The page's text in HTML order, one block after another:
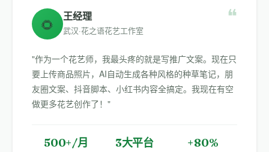
🌻 王经理
武汉·花之语花艺工作室
❝
"作为一个花艺师，我最头疼的就是写推广文案。现在只
要上传商品照片，AI自动生成各种风格的种草笔记，朋
友圈文案、抖音脚本、小红书内容全搞定。我现在有空
做更多花艺创作了！"
500+/月 3大平台 +80%